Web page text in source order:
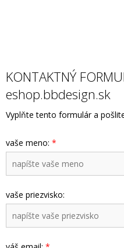
KONTAKTNÝ
eshop.bbdesign.sk
Vyplňte tento formulár a
vaše meno: *
vaše priezvisko: